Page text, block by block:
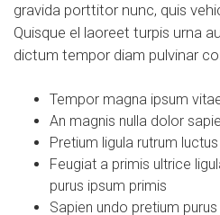
gravida porttitor nunc, quis
Quisque el laoreet turpis urna
dictum tempor diam pulvinar
Tempor magna ipsum
An magnis nulla dolor
Pretium ligula rutrum
Feugiat a primis ultrice
purus ipsum primis
Sapien undo pretium